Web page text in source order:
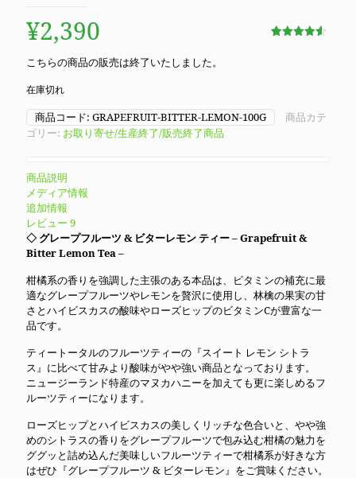
¥2,390
こちらの商品の販売は終了いたしました。
在庫切れ
商品コード: GRAPEFRUIT-BITTER-LEMON-100G
商品カテ
ゴリー: お取り寄せ/生産終了/販売終了商品
商品説明
メディア情報
追加情報
レビュー 9
◇ グレープフルーツ & ビターレモン ティー – Grapefruit &
Bitter Lemon Tea –
柑橘系の香りを強調した主張のある本品は、ビタミンの補充に最
適なグレープフルーツやレモンを贅沢に使用し、林檎の果実の甘
さとハイビスカスの酸味やローズヒップのビタミンCが豊富な一
品です。
ティートータルのフルーツティーの『スイート レモン シトラ
ス』に比べて甘みより酸味がやや強い商品となっております。
ニュージーランド特産のマヌカハニーを加えても更に楽しめるフ
ルーツティーになります。
ローズヒップとハイビスカスの美しくリッチな色合いと、やや強
めのシトラスの香りをグレープフルーツで包み込む柑橘の魅力を
ググッと詰め込んだ美味しいフルーツティーで柑橘系が好きな方
はぜひ『グレープフルーツ & ビターレモン』をご賞味ください。